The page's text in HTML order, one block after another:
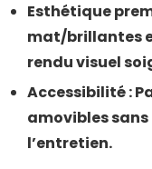
Esthétique
mat/brillantes
rendu visuel
Accessibilité:
amovibles
l’entretien.